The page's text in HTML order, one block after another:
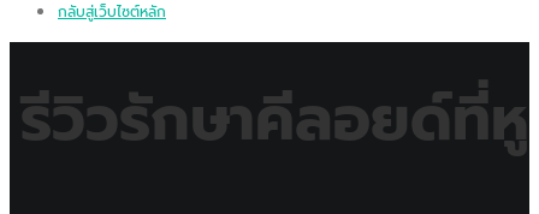
กลับสู่เว็บไซต์หลัก
รีวิวรักษาคีลอยด์ที่หู